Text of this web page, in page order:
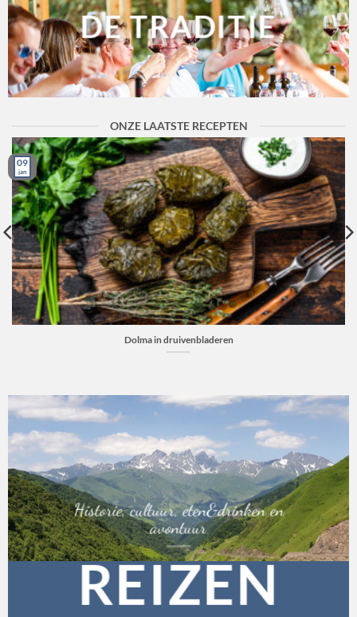
DE TRADITIE
ONZE LAATSTE RECEPTEN
Dolma in druivenbladeren
09
jan
Historie, cultuur, eten&drinken en
avontuur
REIZEN